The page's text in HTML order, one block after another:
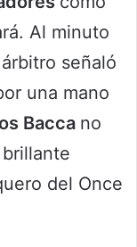
Al minuto
señaló
una mano
Bacca no
del Once